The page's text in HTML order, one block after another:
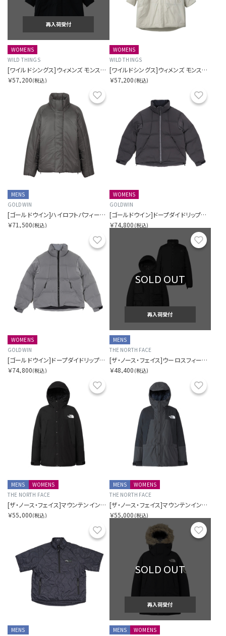
再入荷受付
WOMENS
WILD THINGS
[ワイルドシングス]ウィメンズ モンスターパーカー
￥57,200(税込)
WOMENS
WILD THINGS
[ワイルドシングス]ウィメンズ モンスターパーカー
￥57,200 (税込)
お気に入り
MENS
GOLDWIN
[ゴールドウイン]ハイロフトパフィージャケット
￥71,500(税込)
WOMENS
GOLDWIN
[ゴールドウイン]ドープダイドリップルナイロンダウンジャケット
￥74,800 (税込)
お気に入り
WOMENS
GOLDWIN
[ゴールドウイン]ドープダイドリップルナイロンダウンジャケット
￥74,800(税込)
SOLD OUT
再入荷受付
MENS
THE NORTH FACE
[ザ・ノース・フェイス]ウーロスフィールドユーティリティトリクライメイトジャケット
￥48,400 (税込)
お気に入り
MENS
WOMENS
THE NORTH FACE
[ザ・ノース・フェイス]マウンテンインサレーションジャケット
￥55,000(税込)
MENS
WOMENS
THE NORTH FACE
[ザ・ノース・フェイス]マウンテンインサレーションジャケット
￥55,000 (税込)
お気に入り
MENS
SOLD OUT
再入荷受付
MENS
WOMENS